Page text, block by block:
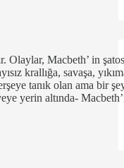
Macbeth’ in
krallığa, savaşa,
tanık olan ama bir
yerin altında-